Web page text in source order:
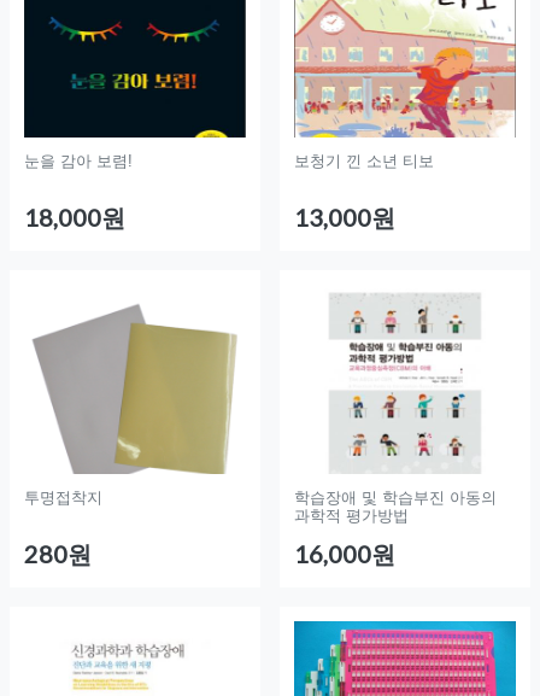
눈을 감아 보렴!
18,000원
보청기 낀 소년 티보
13,000원
투명접착지
280원
학습장애 및 학습부진 아동의
과학적 평가방법
16,000원